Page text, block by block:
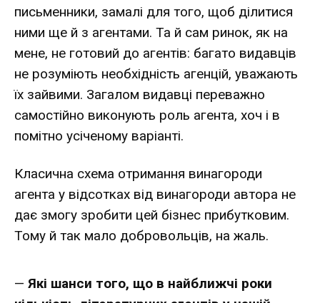
письменники, замалі для того, щоб ділитися
ними ще й з агентами. Та й сам ринок, як на
мене, не готовий до агентів: багато видавців
не розуміють необхідність агенцій, уважають
їх зайвими. Загалом видавці переважно
самостійно виконують роль агента, хоч і в
помітно усіченому варіанті.
Класична схема отримання винагороди
агента у відсотках від винагороди автора не
дає змогу зробити цей бізнес прибутковим.
Тому й так мало добровольців, на жаль.
— Які шанси того, що в найближчі роки